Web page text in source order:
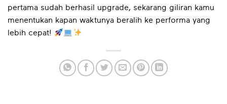
pertama sudah berhasil upgrade, sekarang giliran kamu
menentukan kapan waktunya beralih ke performa yang
lebih cepat!